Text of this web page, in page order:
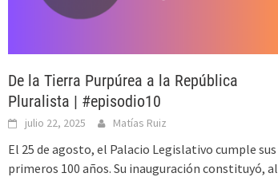
De la Tierra Purpúrea a la República
Pluralista | #episodio10
julio 22, 2025 Matías Ruiz
El 25 de agosto, el Palacio Legislativo cumple sus
primeros 100 años. Su inauguración constituyó, al